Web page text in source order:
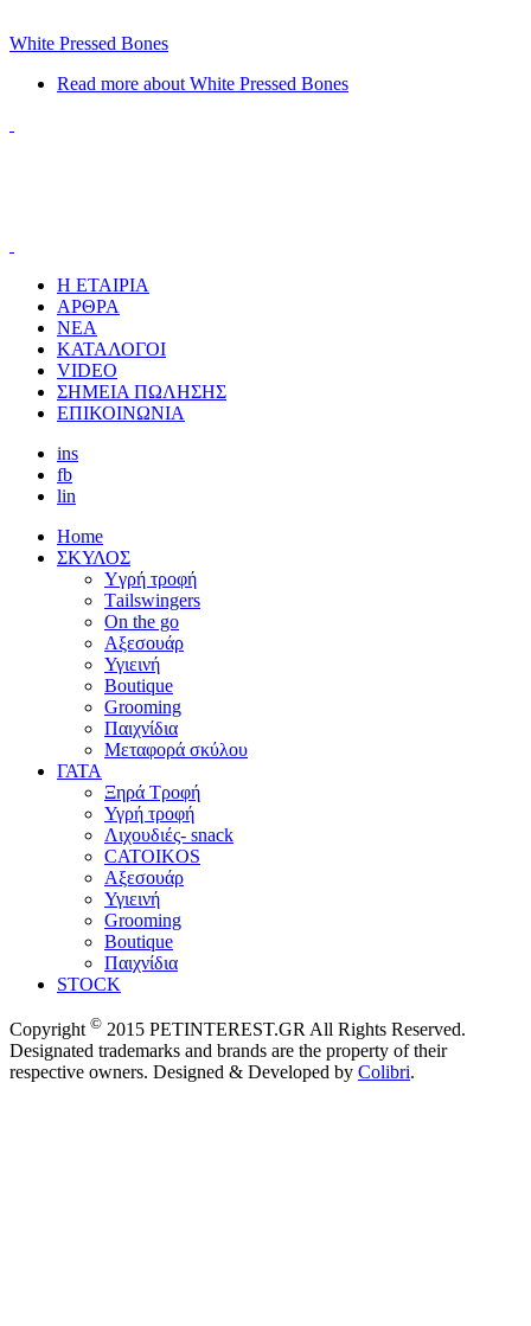
White Pressed Bones
Read more about White Pressed Bones
Η ΕΤΑΙΡΙΑ
ΑΡΘΡΑ
ΝΕΑ
ΚΑΤΑΛΟΓΟΙ
VIDEO
ΣΗΜΕΙΑ ΠΩΛΗΣΗΣ
ΕΠΙΚΟΙΝΩΝΙΑ
ins
fb
lin
Home
ΣΚΥΛΟΣ
Yγρή τροφή
Τailswingers
On the go
Αξεσουάρ
Υγιεινή
Boutique
Grooming
Παιχνίδια
Μεταφορά σκύλου
ΓΑΤΑ
Ξηρά Τροφή
Υγρή τροφή
Λιχουδιές- snack
CATOIKOS
Αξεσουάρ
Υγιεινή
Grooming
Boutique
Παιχνίδια
STOCK
Copyright © 2015 PETINTEREST.GR All Rights Reserved.
Designated trademarks and brands are the property of their
respective owners. Designed & Developed by Colibri.